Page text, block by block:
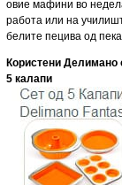
овие мафини во
работа или на
белите пецива од
Користени Делимано
5 калапи